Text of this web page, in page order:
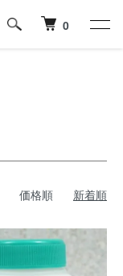
0
価格順 新着順